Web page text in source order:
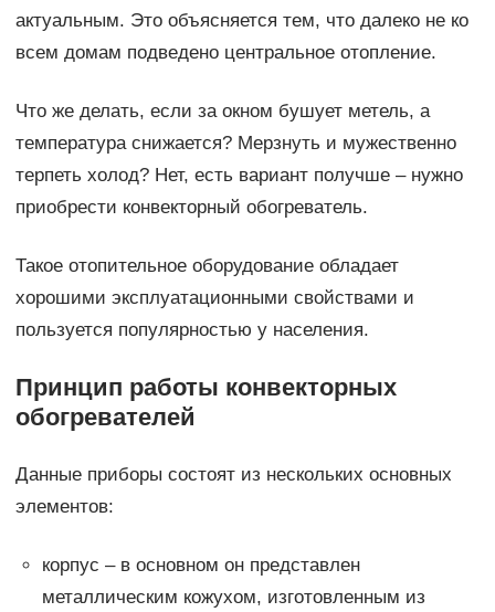
актуальным. Это объясняется тем, что далеко не ко
всем домам подведено центральное отопление.
Что же делать, если за окном бушует метель, а
температура снижается? Мерзнуть и мужественно
терпеть холод? Нет, есть вариант получше – нужно
приобрести конвекторный обогреватель.
Такое отопительное оборудование обладает
хорошими эксплуатационными свойствами и
пользуется популярностью у населения.
Принцип работы конвекторных
обогревателей
Данные приборы состоят из нескольких основных
элементов:
корпус – в основном он представлен
металлическим кожухом, изготовленным из